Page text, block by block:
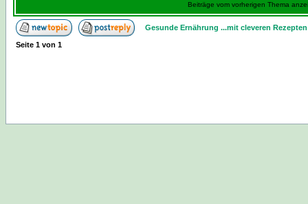
Beiträge vom vorherigen Thema
Gesunde Ernährung ...mit cleveren
Seite 1 von 1